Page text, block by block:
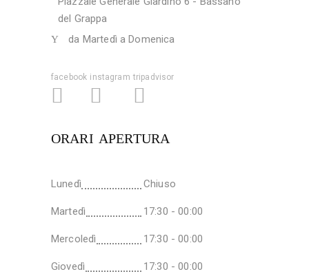
del Grappa
da Martedì a Domenica
facebook instagram tripadvisor
ORARI APERTURA
Lunedì Chiuso
Martedì 17:30 - 00:00
Mercoledì 17:30 - 00:00
Giovedì 17:30 - 00:00